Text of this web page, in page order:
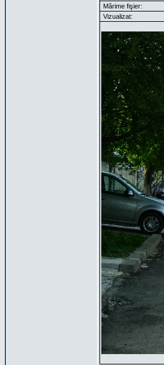
Mărime fişier:
Vizualizat: